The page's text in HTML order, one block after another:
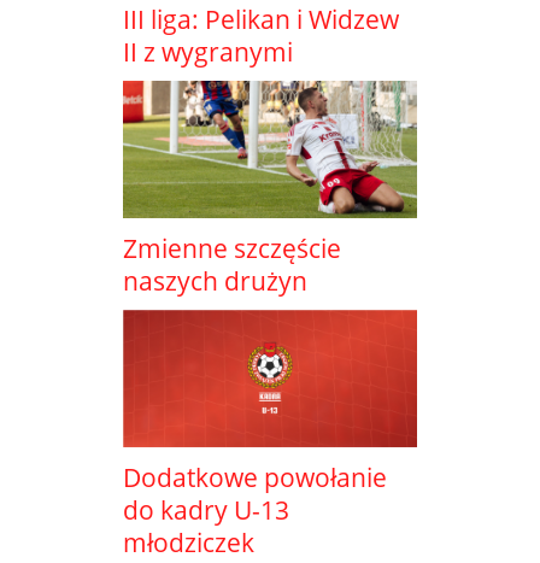
III liga: Pelikan i Widzew
II z wygranymi
Zmienne szczęście
naszych drużyn
Dodatkowe powołanie
do kadry U-13
młodziczek